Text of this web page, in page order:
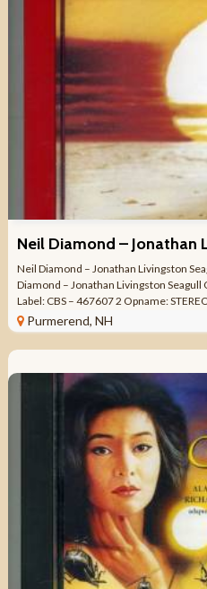
Neil Diamond – Jonathan Livingston
Diamond – Jonathan Livingston
Label: CBS – 467607 2 Opname:
Purmerend, NH